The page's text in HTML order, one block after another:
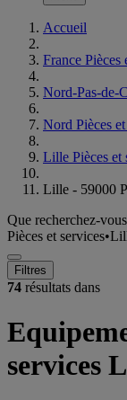
Accueil
France Pièces
Nord-Pas-de-
Nord Pièces
Lille Pièces et
Lille - 59000
Que recherchez-
Pièces et services•
Filtres
74 résultats dans
services